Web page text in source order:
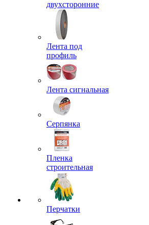
двухсторонние
Лента под
профиль
Лента сигнальная
Серпянка
Пленка
строительная
Перчатки